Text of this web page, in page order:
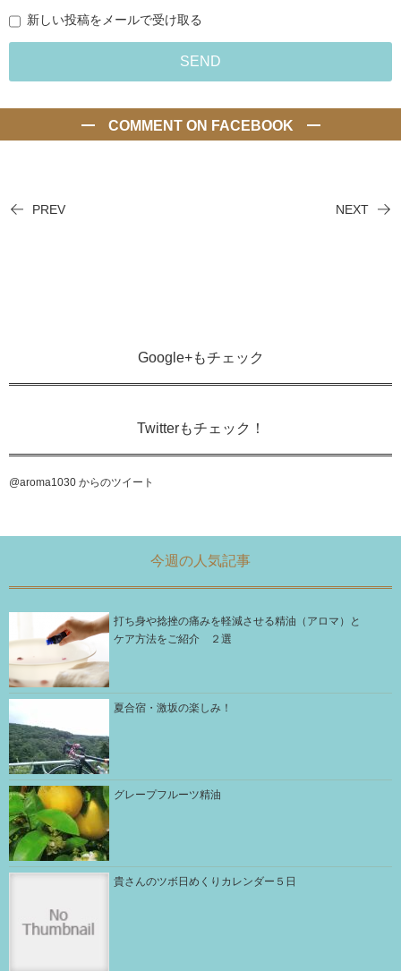
新しい投稿をメールで受け取る
COMMENT ON FACEBOOK
PREV NEXT
Google+もチェック
Twitterもチェック！
@aroma1030 からのツイート
今週の人気記事
打ち身や捻挫の痛みを軽減させる精油（アロマ）と
ケア方法をご紹介 ２選
夏合宿・激坂の楽しみ！
グレープフルーツ精油
貴さんのツボ日めくりカレンダー５日